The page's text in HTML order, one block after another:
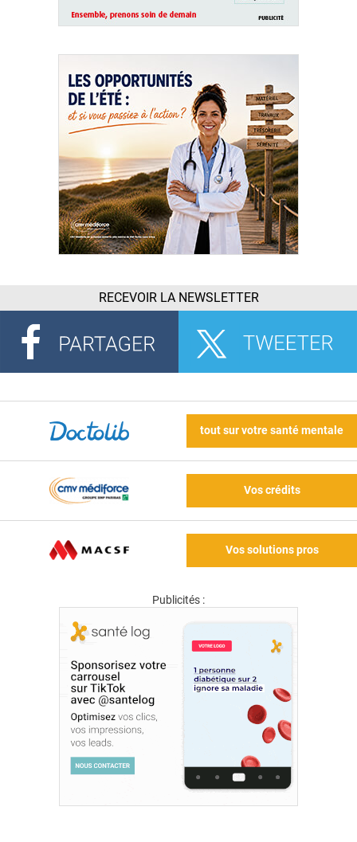
RECEVOIR LA NEWSLETTER
tout sur votre santé mentale
Vos crédits
Vos solutions pros
Publicités :